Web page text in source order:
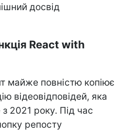
досвід
React with
майже повністю копіює
відеовідповідей, яка
2021 року. Під час
репосту